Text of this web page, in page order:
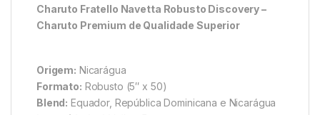
Charuto Fratello Navetta Robusto Discovery –
Charuto Premium de Qualidade Superior
Origem: Nicarágua
Formato: Robusto (5″ x 50)
Blend: Equador, República Dominicana e Nicarágua